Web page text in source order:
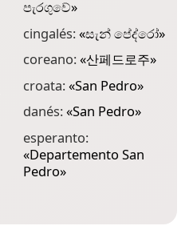
පැරගුවේ»
cingalés:«සැන් පේද්රෝ»
coreano:«산페드로주»
croata:«San Pedro»
danés:«San Pedro»
esperanto:
«Departemento San
Pedro»